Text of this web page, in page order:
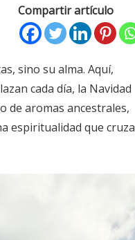
Compartir artículo
sino su alma. Aquí,
cada día, la Navidad
de aromas ancestrales,
espiritualidad que cruza